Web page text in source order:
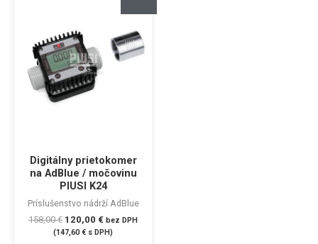
Digitálny prietokomer
na AdBlue / močovinu
PIUSI K24
Príslušenstvo nádrží AdBlue
158,00€ 120,00 € bez DPH
(147,60€ s DPH)